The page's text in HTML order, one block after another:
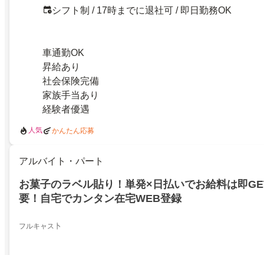
シフト制 / 17時までに退社可 / 即日勤務OK
車通勤OK
昇給あり
社会保険完備
家族手当あり
経験者優遇
人気 かんたん応募
アルバイト・パート
お菓子のラベル貼り！単発×日払いでお給料は即
要！自宅でカンタン在宅WEB登録
フルキャス卜